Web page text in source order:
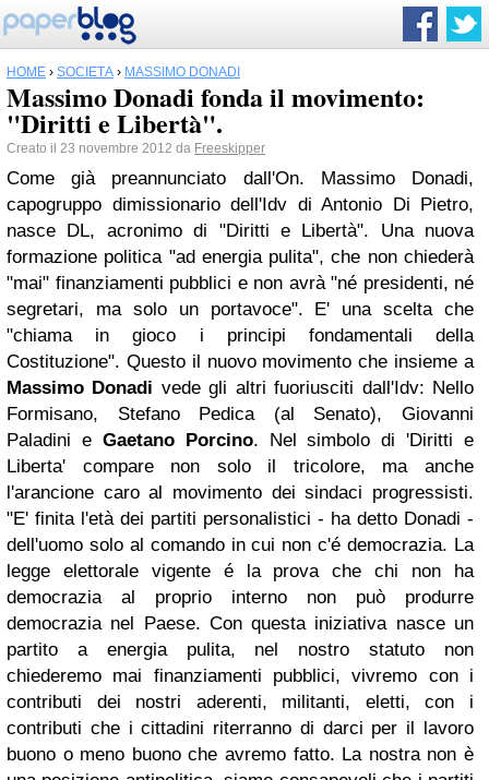
HOME › SOCIETÀ › MASSIMO DONADI
Massimo Donadi fonda il movimento:
"Diritti e Libertà".
Creato il 23 novembre 2012 da Freeskipper
Come già preannunciato dall'On. Massimo Donadi,
capogruppo dimissionario dell'Idv di Antonio Di Pietro,
nasce DL, acronimo di "Diritti e Libertà". Una nuova
formazione politica "ad energia pulita", che non chiederà
"mai" finanziamenti pubblici e non avrà "né presidenti, né
segretari, ma solo un portavoce". E' una scelta che
"chiama in gioco i principi fondamentali della
Costituzione". Questo il nuovo movimento che insieme a
Massimo Donadi vede gli altri fuoriusciti dall'Idv: Nello
Formisano, Stefano Pedica (al Senato), Giovanni
Paladini e Gaetano Porcino. Nel simbolo di 'Diritti e
Liberta' compare non solo il tricolore, ma anche
l'arancione caro al movimento dei sindaci progressisti.
"E' finita l'età dei partiti personalistici - ha detto Donadi -
dell'uomo solo al comando in cui non c'é democrazia. La
legge elettorale vigente é la prova che chi non ha
democrazia al proprio interno non può produrre
democrazia nel Paese. Con questa iniziativa nasce un
partito a energia pulita, nel nostro statuto non
chiederemo mai finanziamenti pubblici, vivremo con i
contributi dei nostri aderenti, militanti, eletti, con i
contributi che i cittadini riterranno di darci per il lavoro
buono o meno buono che avremo fatto. La nostra non è